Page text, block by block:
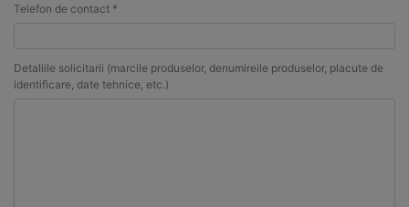
Telefon de contact *
Detaliile solicitarii (marcile produselor, denumireile produselor, placute de
identificare, date tehnice, etc.)